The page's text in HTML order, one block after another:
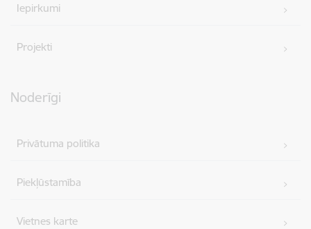
Iepirkumi
Projekti
Noderīgi
Privātuma politika
Piekļūstamība
Vietnes karte